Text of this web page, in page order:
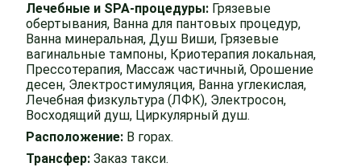
Лечебные и SPA-процедуры: Грязевые
обертывания, Ванна для пантовых процедур,
Ванна минеральная, Душ Виши, Грязевые
вагинальные тампоны, Криотерапия локальная,
Прессотерапия, Массаж частичный, Орошение
десен, Электростимуляция, Ванна углекислая,
Лечебная физкультура (ЛФК), Электросон,
Восходящий душ, Циркулярный душ.
Расположение: В горах.
Трансфер: Заказ такси.